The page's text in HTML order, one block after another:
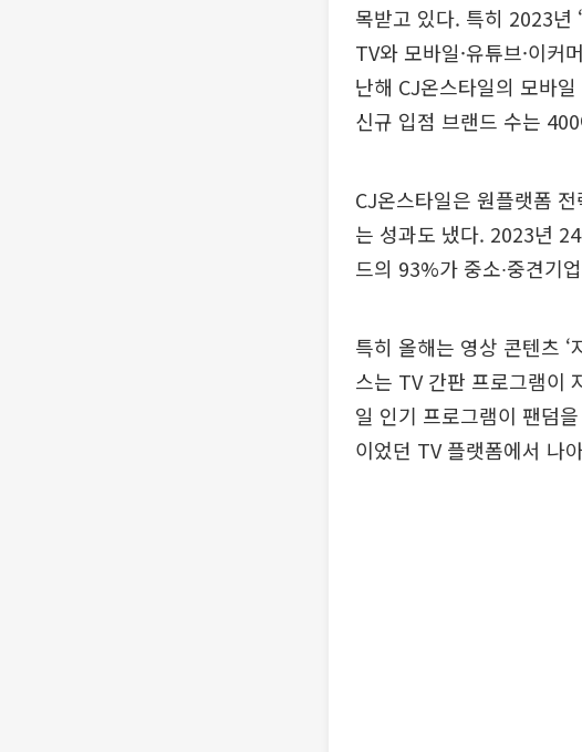
목받고 있다. 특히 2023
TV와 모바일·유튜브·이
난해 CJ온스타일의 모바
신규 입점 브랜드 수는
CJ온스타일은 원플랫폼
는 성과도 냈다. 2023년
드의 93%가 중소∙중견기
특히 올해는 영상 콘텐츠
스는 TV 간판 프로그램이
일 인기 프로그램이 팬덤
이었던 TV 플랫폼에서 나